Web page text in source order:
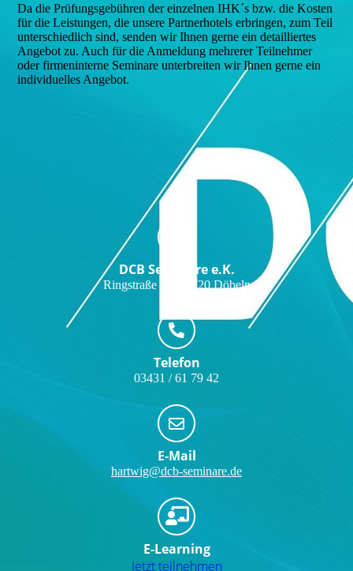
Da die Prüfungsgebühren der einzelnen IHK´s bzw. die Kosten
für die Leistungen, die unsere Partnerhotels erbringen, zum Teil
unterschiedlich sind, senden wir Ihnen gerne ein detailliertes
Angebot zu. Auch für die Anmeldung mehrerer Teilnehmer
oder firmeninterne Seminare unterbreiten wir Ihnen gerne ein
individuelles Angebot.
DCB Seminare e.K.
Ringstraße 5b, 04720 Döbeln
Telefon
03431 / 61 79 42
E-Mail
hartwig@dcb-seminare.de
E-Learning
Jetzt teilnehmen